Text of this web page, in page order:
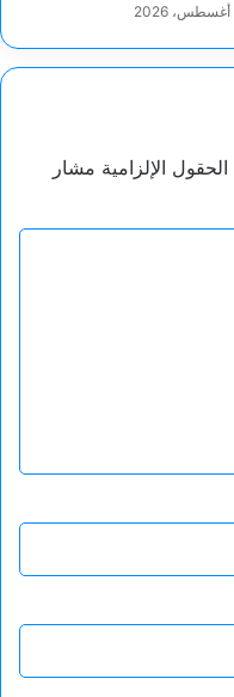
الحقول الإلزامية مشار